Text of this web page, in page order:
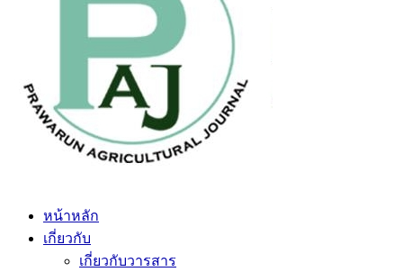
หน้าหลัก
เกี่ยวกับ
เกี่ยวกับวารสาร